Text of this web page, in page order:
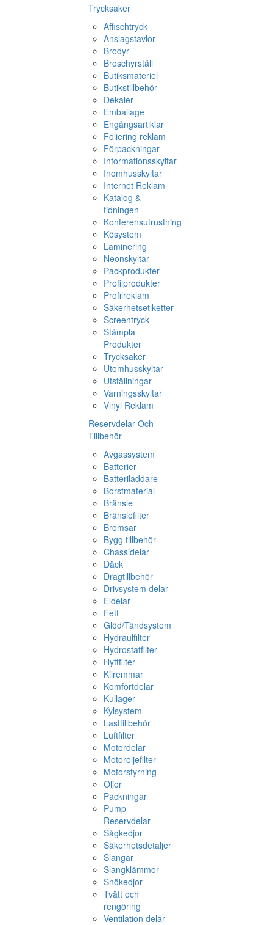
Trycksaker
Affischtryck
Anslagstavlor
Brodyr
Broschyrställ
Butiksmateriel
Butikstillbehör
Dekaler
Emballage
Engångsartiklar
Foliering reklam
Förpackningar
Informationsskyltar
Inomhusskyltar
Internet Reklam
Katalog &
tidningen
Konferensutrustning
Kösystem
Laminering
Neonskyltar
Packprodukter
Profilprodukter
Profilreklam
Säkerhetsetiketter
Screentryck
Stämpla
Produkter
Trycksaker
Utomhusskyltar
Utställningar
Varningsskyltar
Vinyl Reklam
Reservdelar Och
Tillbehör
Avgassystem
Batterier
Batteriladdare
Borstmaterial
Bränsle
Bränslefilter
Bromsar
Bygg tillbehör
Chassidelar
Däck
Dragtillbehör
Drivsystem delar
Eldelar
Fett
Glöd/Tändsystem
Hydraulfilter
Hydrostatfilter
Hyttfilter
Kilremmar
Komfortdelar
Kullager
Kylsystem
Lasttillbehör
Luftfilter
Motordelar
Motoroljefilter
Motorstyrning
Oljor
Packningar
Pump
Reservdelar
Sågkedjor
Säkerhetsdetaljer
Slangar
Slangklämmor
Snökedjor
Tvätt och
rengöring
Ventilation delar